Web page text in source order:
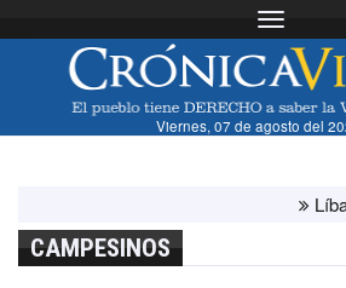
Toggle
Viernes, 07 de agosto del
Líbano
CAMPESINOS